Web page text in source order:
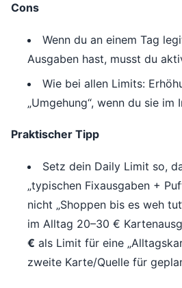
Cons
Wenn du an einem Tag
Ausgaben hast, musst du
Wie bei allen Limits:
„Umgehung“, wenn du sie im
Praktischer Tipp
Setz dein Daily Limit so,
„typischen Fixausgaben +
nicht „Shoppen bis es weh
im Alltag 20–30 €
€ als Limit für eine
zweite Karte/Quelle für